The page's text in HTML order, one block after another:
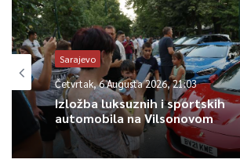
Sarajevo
Četvrtak, 6 Augusta 2026, 21:03
Izložba luksuznih i sportskih
automobila na Vilsonovom